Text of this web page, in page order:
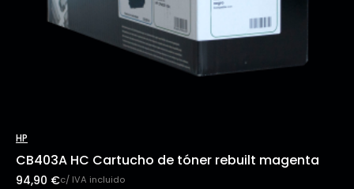
HP
CB403A HC Cartucho de tóner rebuilt magenta
94,90 €c/ IVA incluido